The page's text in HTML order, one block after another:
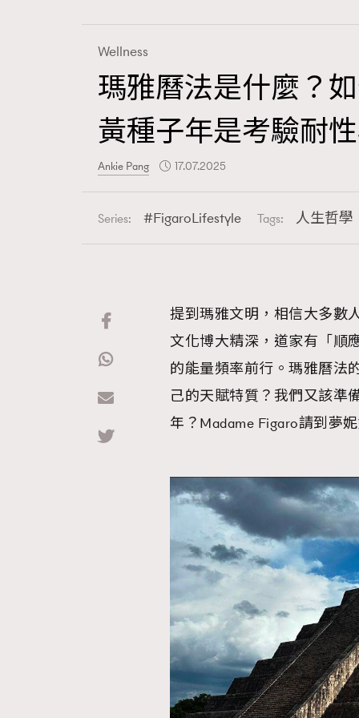
Fashion
Art
Paris
Hommes
Wellness
瑪雅曆法是什麼？
黃種子年是考驗耐
Ankie Pang 17.07.2025
Series: FigaroLifestyle Tags: 人生哲學
提到瑪雅文明，相信大多數
文化博大精深，道家有「順
的能量頻率前行。瑪雅曆法
己的天賦特質？我們又該準
年？Madame Figaro請到夢